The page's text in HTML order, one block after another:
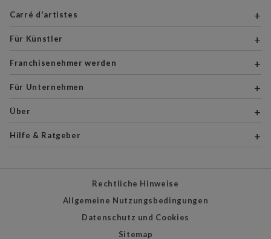
Carré d'artistes
Für Künstler
Franchisenehmer werden
Für Unternehmen
Über
Hilfe & Ratgeber
Rechtliche Hinweise
Allgemeine Nutzungsbedingungen
Datenschutz und Cookies
Sitemap